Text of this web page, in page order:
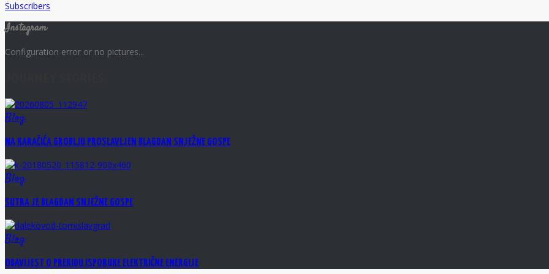
Subscribers
Instagram
Configuration error or no pictures...
Blog
NA KARAČIĆA GROBLJU PROSLAVLJEN BLAGDAN SNJEŽNE GOSPE
Blog
SUTRA JE BLAGDAN SNJEŽNE GOSPE
Blog
OBAVIJEST O PREKIDU ISPORUKE ELEKTRIČNE ENERGIJE